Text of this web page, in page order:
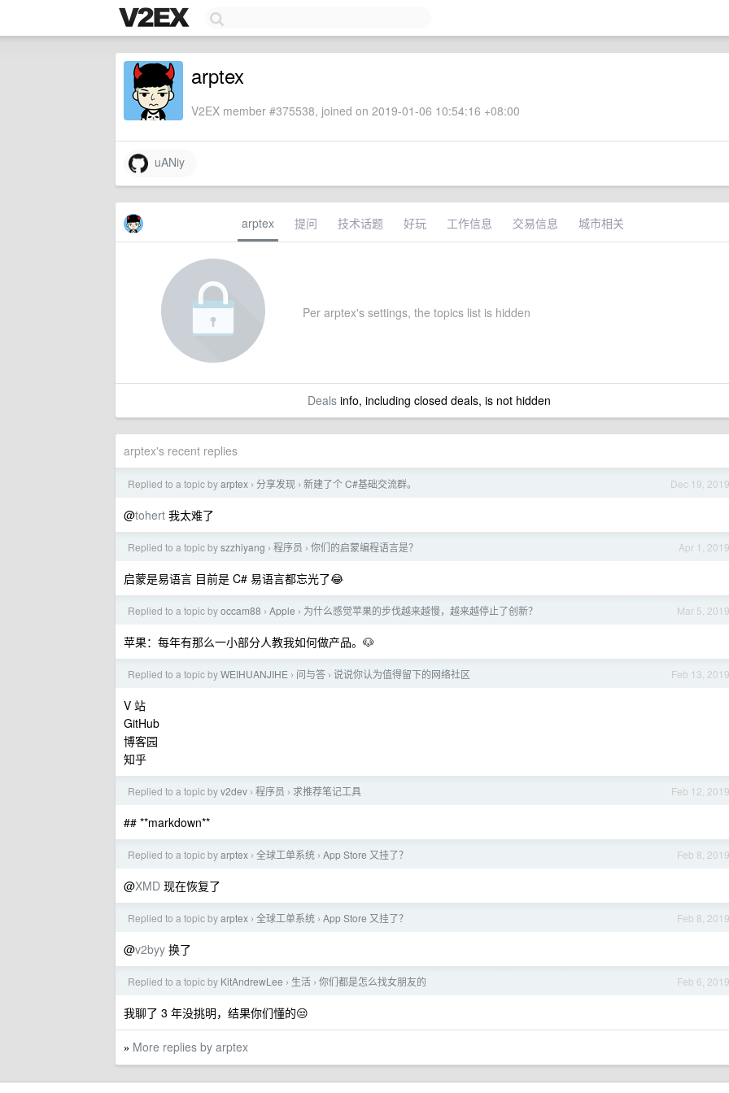
arptex
V2EX member #375538, joined on 2019-01-06 10:54:16 +08:00
uANiy
arptex 提问 技术话题 好玩 工作信息 交易信息 城市相关
Per arptex's settings, the topics list is hidden
Dealsinfo, including closed deals, is not hidden
arptex's recent replies
Dec 19, 2019
Replied to a topic byarptex › 分享发现 › 新建了个 C#基础交流群。
@tohert 我太难了
Apr 1, 2019
Replied to a topic byszzhiyang › 程序员 › 你们的启蒙编程语言是？
启蒙是易语言 目前是 C# 易语言都忘光了😂
Mar 5, 2019
Replied to a topic byoccam88 › Apple › 为什么感觉苹果的步伐越来越慢，越来越停止了创新？
苹果：每年有那么一小部分人教我如何做产品。🐶
Feb 13, 2019
Replied to a topic byWEIHUANJIHE › 问与答 › 说说你认为值得留下的网络社区
V 站
GitHub
博客园
知乎
Feb 12, 2019
Replied to a topic byv2dev › 程序员 › 求推荐笔记工具
## **markdown**
Feb 8, 2019
Replied to a topic byarptex › 全球工单系统 › App Store 又挂了？
@XMD 现在恢复了
Feb 8, 2019
Replied to a topic byarptex › 全球工单系统 › App Store 又挂了？
@v2byy 换了
Feb 6, 2019
Replied to a topic by KitAndrewLee › 生活 › 你们都是怎么找女朋友的
我聊了 3 年没挑明，结果你们懂的😒
» More replies by arptex